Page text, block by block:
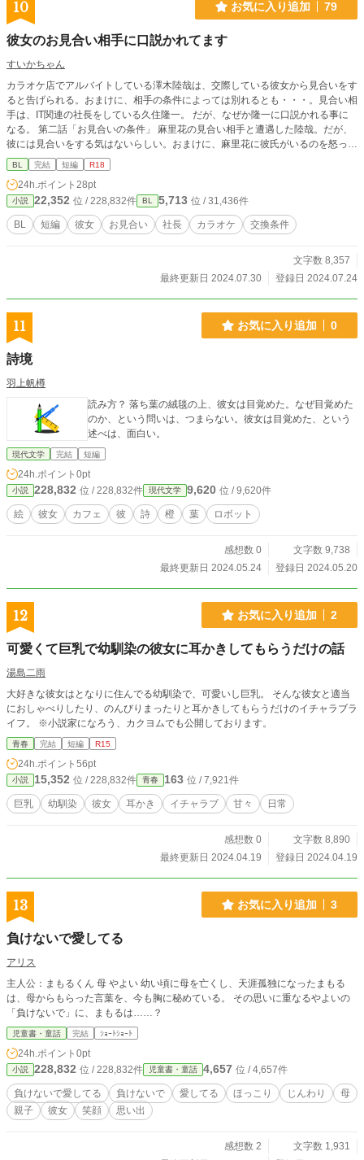
10 お気に入り追加 79
彼女のお見合い相手に口説かれてます
すいかちゃん
カラオケ店でアルバイトしている澤木陸哉は、交際している彼女から見合いをす
ると告げられる。おまけに、相手の条件によっては別れるとも・・・。見合い相
手は、IT関連の社長をしている久住隆一。 だが、なぜか隆一に口説かれる事に
なる。 第二話「お見合いの条件」 麻里花の見合い相手と遭遇した陸哉。だが、
彼には見合いをする気はないらしい。おまけに、麻里花に彼氏がいるのを怒って
いるようだ。もし、見合いが断られたら・・・。 第三話「交換条件」 隆一と食
事をする事になった陸哉。話しているうちに隆一に対して好感を抱く。 見合い
を壊すため、隆一が交換条件を提案する。 第四話「本気で、口説かれてる？」
ホテルの部屋で隆一に迫られる陸哉。お見合いを壊すための条件は、身体を触ら
せる事。 最後まではしないと言われたものの・・・。 第五話「心が選んだの
は」 お見合い当日。陸哉は、いてもたってもいられず見合い会場へと向かう。
BL 完結 短編 R18
24h.ポイント 28pt
小説 22,352 位 / 228,832件 BL 5,713 位 / 31,436件
BL 短編 彼女 お見合い 社長 カラオケ 交換条件
文字数 8,357
最終更新日 2024.07.30
登録日 2024.07.24
11 お気に入り追加 0
詩境
羽上帆樽
読み方？ 落ち葉の絨毯の上、彼女は目覚めた。なぜ目覚めた
のか、という問いは、つまらない。彼女は目覚めた、という
述べは、面白い。
現代文学 完結 短編
24h.ポイント 0pt
小説 228,832 位 / 228,832件 現代文学 9,620 位 / 9,620件
絵 彼女 カフェ 彼 詩 橙 葉 ロボット
感想数 0
文字数 9,738
最終更新日 2024.05.24
登録日 2024.05.20
12 お気に入り追加 2
可愛くて巨乳で幼馴染の彼女に耳かきしてもらうだけの話
湯島二雨
大好きな彼女はとなりに住んでる幼馴染で、可愛いし巨乳。 そんな彼女と適当
におしゃべりしたり、のんびりまったりと耳かきしてもらうだけのイチャラブラ
イフ。 ※小説家になろう、カクヨムでも公開しております。
青春 完結 短編 R15
24h.ポイント 56pt
小説 15,352 位 / 228,832件 青春 163 位 / 7,921件
巨乳 幼馴染 彼女 耳かき イチャラブ 甘々 日常
感想数 0
文字数 8,890
最終更新日 2024.04.19
登録日 2024.04.19
13 お気に入り追加 3
負けないで愛してる
アリス
主人公：まもるくん 母 やよい 幼い頃に母を亡くし、天涯孤独になったまもる
は、母からもらった言葉を、今も胸に秘めている。 その思いに重なるやよいの
「負けないで」に、まもるは……？
児童書・童話 完結 ｼｮｰﾄｼｮｰﾄ
24h.ポイント 0pt
小説 228,832 位 / 228,832件 児童書・童話 4,657 位 / 4,657件
負けないで愛してる 負けないで 愛してる ほっこり じんわり
母
親子
彼女 笑顔 思い出
感想数 2
文字数 1,931